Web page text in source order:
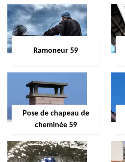
Ramoneur 59
Pose de chapeau de
cheminée 59